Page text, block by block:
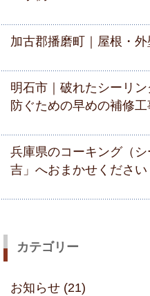
加古郡播磨町｜屋根・
明石市｜破れたシーリ
防ぐための早めの補修工
兵庫県のコーキング（
吉」へおまかせください
カテゴリー
お知らせ (21)